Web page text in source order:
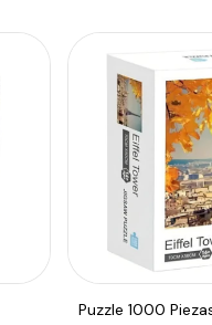
Puzzle 1000